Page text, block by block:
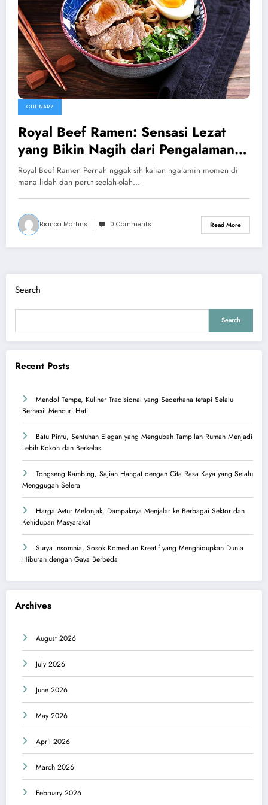
CULINARY
Royal Beef Ramen: Sensasi Lezat
yang Bikin Nagih dari Pengalaman
Pribadi
Royal Beef Ramen Pernah nggak sih kalian ngalamin momen di
mana lidah dan perut seolah-olah…
Bianca Martins 0 Comments Read More
Search
Search
Recent Posts
Mendol Tempe, Kuliner Tradisional yang Sederhana tetapi Selalu
Berhasil Mencuri Hati
Batu Pintu, Sentuhan Elegan yang Mengubah Tampilan Rumah Menjadi
Lebih Kokoh dan Berkelas
Tongseng Kambing, Sajian Hangat dengan Cita Rasa Kaya yang Selalu
Menggugah Selera
Harga Avtur Melonjak, Dampaknya Menjalar ke Berbagai Sektor dan
Kehidupan Masyarakat
Surya Insomnia, Sosok Komedian Kreatif yang Menghidupkan Dunia
Hiburan dengan Gaya Berbeda
Archives
August 2026
July 2026
June 2026
May 2026
April 2026
March 2026
February 2026